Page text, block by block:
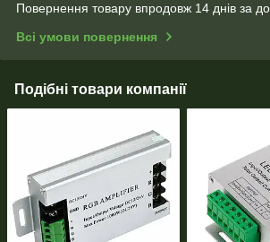
Повернення товару впродовж 14 днів за
Всі умови повернення
Подібні товари компанії